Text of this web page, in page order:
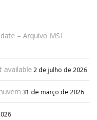
– Arquivo MSI
available 2 de julho de 2026
31 de março de 2026